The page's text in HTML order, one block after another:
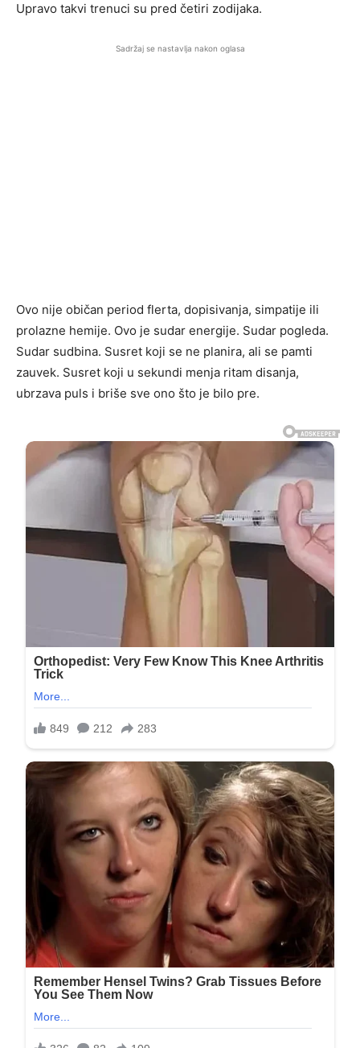
Upravo takvi trenuci su pred četiri zodijaka.
Sadržaj se nastavlja nakon oglasa
Ovo nije običan period flerta, dopisivanja, simpatije ili
prolazne hemije. Ovo je sudar energije. Sudar pogleda.
Sudar sudbina. Susret koji se ne planira, ali se pamti
zauvek. Susret koji u sekundi menja ritam disanja,
ubrzava puls i briše sve ono što je bilo pre.